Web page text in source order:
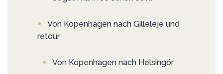
Von Kopenhagen nach Gilleleje und
retour
Von Kopenhagen nach Helsingör